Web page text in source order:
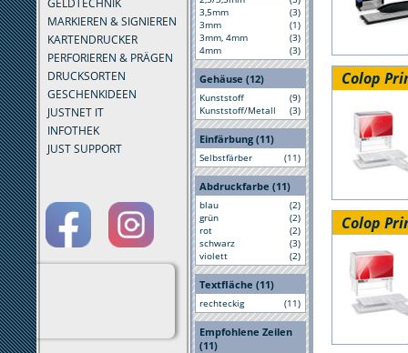
GELDTECHNIK
MARKIEREN & SIGNIEREN
KARTENDRUCKER
PERFORIEREN & PRÄGEN
DRUCKSORTEN
GESCHENKIDEEN
JUSTNET IT
INFOTHEK
JUST SUPPORT
3,5mm
(3)
3mm
(1)
3mm, 4mm
(3)
4mm
(3)
Gehäuse (12)
Kunststoff
(9)
Kunststoff/Metall
(3)
Einfärbung (11)
Selbstfärber (11)
Abdruckfarbe (11)
blau
(2)
grün
(2)
rot
(2)
schwarz
(3)
violett
(2)
Textfläche (11)
rechteckig (11)
Empfohlene Zeilen
(11)
Colop
Colop